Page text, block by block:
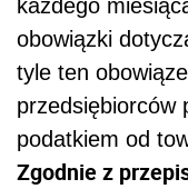
każdego
obowiązki
tyle ten
przedsiębiorców
podatkiem od
Zgodnie z